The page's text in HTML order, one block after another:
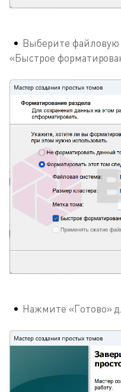
Выберите файловую
«Быстрое
Нажмите «Готово»